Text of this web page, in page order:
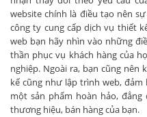
website chính là điều tạo nên
công ty cung cấp dịch vụ thiết
web bạn hãy nhìn vào những
thần phục vụ khách hàng của
nghiệp. Ngoài ra, bạn cũng
kế cũng như lập trình web,
một sản phẩm hoàn hảo,
thương hiệu, bán hàng của bạn.